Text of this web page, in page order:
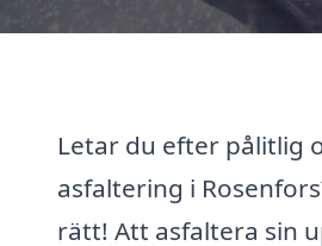
Letar du efter pålitlig
asfaltering i
rätt! Att asfaltera sin